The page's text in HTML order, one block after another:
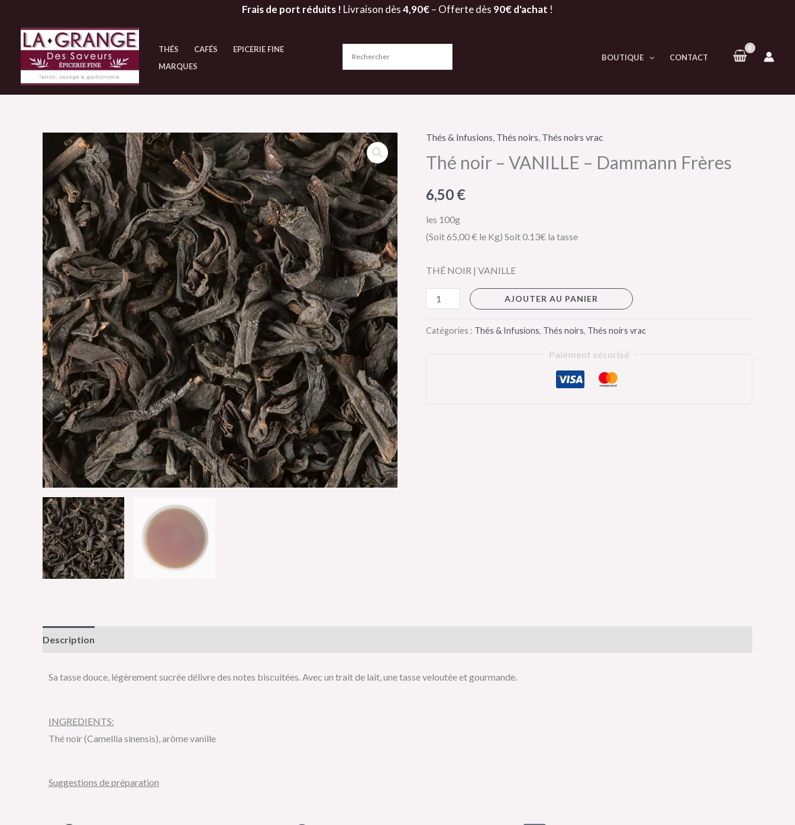
contenu
Frais de port réduits ! Livraison dès4,90€– Offerte dès 90€ d'achat !
THÉS CAFÉS
EPICERIE FINE
MARQUES
BOUTIQUE CONTACT
Thés & Infusions, Thés noirs, Thés noirs vrac
Thé noir – VANILLE – Dammann Frères
6,50 €
les 100g
(Soit 65,00 € le Kg) Soit 0.13€ la tasse
THÉ NOIR | VANILLE
quantité
de
noir
VANILLE
-
Frères
AJOUTER AU PANIER
Catégories : Thés & Infusions, Thés noirs, Thés noirs vrac
Paiement sécurisé
Description
Sa tasse douce, légèrement sucrée délivre des notes biscuitées. Avec un trait de lait, une tasse veloutée et gourmande.
INGREDIENTS:
Thé noir (Camellia sinensis), arôme vanille
Suggestions de préparation